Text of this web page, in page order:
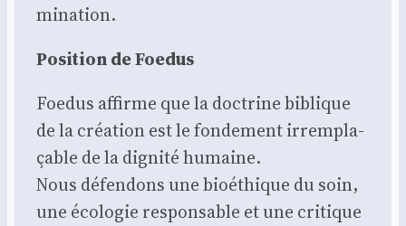
mi­na­tion.
Posi­tion de Foe­dus
Foe­dus affirme que la doc­trine biblique
de la créa­tion est le fon­de­ment irrem­pla­
çable de la digni­té humaine.
Nous défen­dons une bioé­thique du soin,
une éco­lo­gie res­pon­sable et une cri­tique